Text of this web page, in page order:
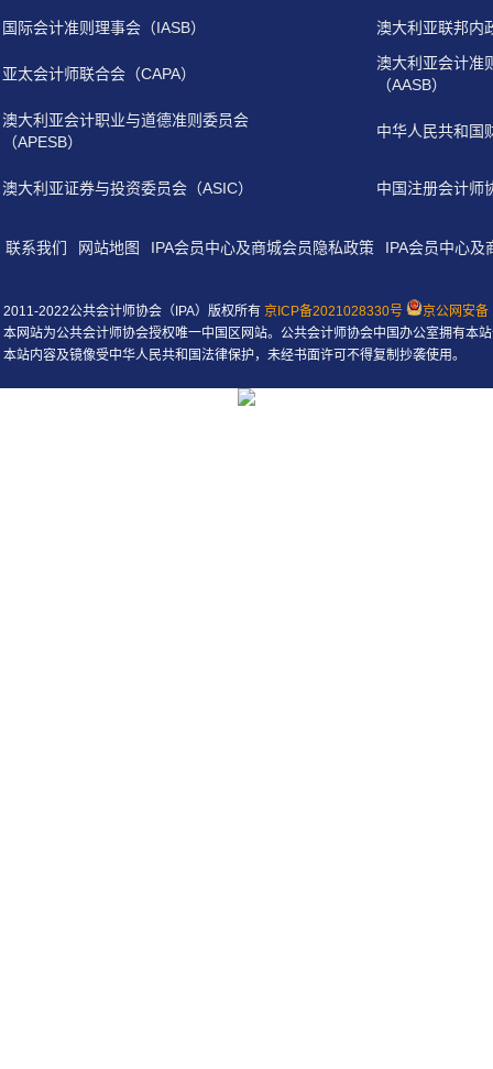
国际会计准则理事会（IASB） 澳大利亚联邦内
亚太会计师联合会（CAPA）
澳大利亚会计准
（AASB）
澳大利亚会计职业与道德准则委员会
（APESB）
中华人民共和国
澳大利亚证券与投资委员会（ASIC） 中国注册会计师
联系我们 网站地图 IPA会员中心及商城会员隐私政策 IPA会员中心及
2011-2022公共会计师协会（IPA）版权所有 京ICP备2021028330号
京公网安
本网站为公共会计师协会授权唯一中国区网站。公共会计师协会中国办公室拥有本
本站内容及镜像受中华人民共和国法律保护，未经书面许可不得复制抄袭使用。